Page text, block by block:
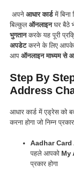
अपने आधार कार्डमें बिना
बिल्कुलऑनलाइनघर बैठे
भुगतानकरके यह पूरी
अपडेटकरने के लिए आपके
आप ऑनलाइन माध्यम से
Step By
Address
आधार कार्ड में एड्रेस को
करना होगा जो निम्न
Aadhar
पहले आपको My
प्रकार होगा